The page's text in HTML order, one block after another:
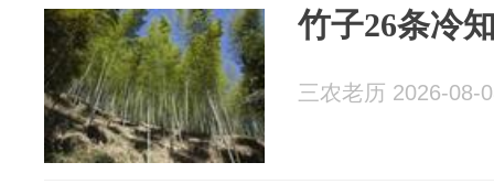
竹子26条冷
三农老历 2026-08-